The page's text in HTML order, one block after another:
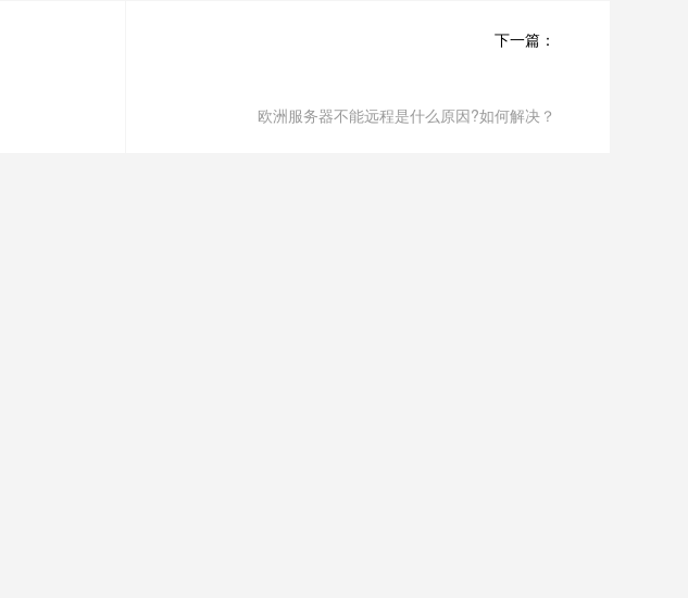
下一篇：
欧洲服务器不能远程是什么原因?如何解决？